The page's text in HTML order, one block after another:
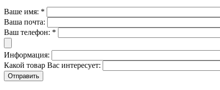
Ваше имя: *
Ваша почта:
Ваш телефон: *
Информация:
Какой товар Вас интересует: